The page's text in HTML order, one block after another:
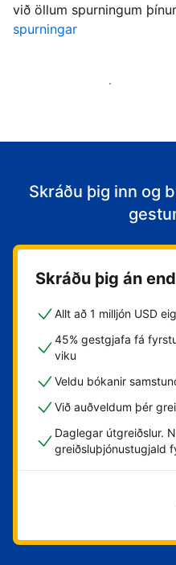
við öllum spurningum
spurningar
Byrja að taka á móti
Skráðu þig inn og
Skráðu þig án
Allt að 1 milljón USD
45% gestgjafa fá
viku
Veldu bókanir
Við auðveldum þér
Daglegar útgreiðslur.
greiðsluþjónustugjald
Byrja